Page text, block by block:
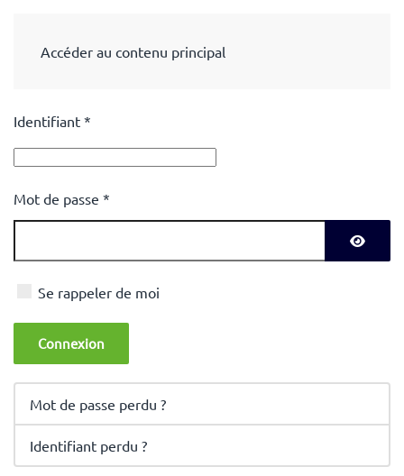
Accéder au contenu principal
Identifiant *
Mot de passe *
Se rappeler de moi
Connexion
Mot de passe perdu ?
Identifiant perdu ?